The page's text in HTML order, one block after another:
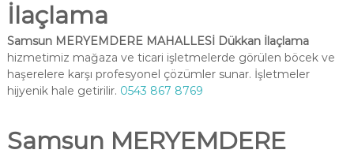
İlaçlama
Samsun MERYEMDERE MAHALLESİ Dükkan İlaçlama
hizmetimiz mağaza ve ticari işletmelerde görülen böcek ve
haşerelere karşı profesyonel çözümler sunar. İşletmeler
hijyenik hale getirilir. 0543 867 8769
Samsun MERYEMDERE